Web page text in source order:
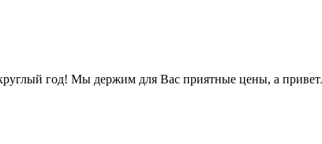
год! Мы держим для Вас приятные цены, а